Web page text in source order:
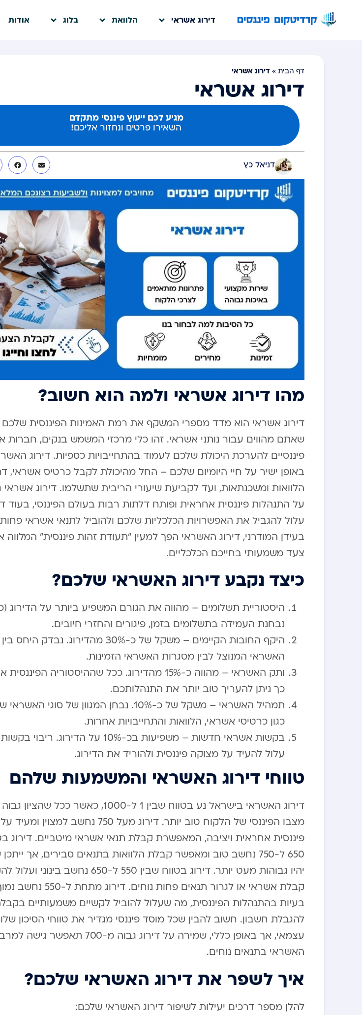
דירוג אשראי הלוואת בלוג אודות
דף הבית » דירוג אשראי
דירוג אשראי
מגיע לכם ייעוץ פיננסי מתקדם
השאירו פרטים ונחזור אליכם!
דניאל כץ
מהו דירוג אשראי ולמה הוא חשוב?
דירוג אשראי הוא מדד מספרי המשקף את רמת האמינות הפיננסית שלכם
שאתם מהווים עבור נותני אשראי. זהו כלי מרכזי המשמש בנקים, חברות
פיננסיים להערכת היכולת שלכם לעמוד בהתחייבויות כספיות. דירוג
באופן ישיר על חיי היומיום שלכם – החל מהיכולת לקבל כרטיס אשראי,
הלוואות ומשכנתאות, ועד לקביעת שיעורי הריבית שתשלמו. דירוג אשראי
על התנהלות פיננסית אחראית ופותח דלתות רבות בעולם הפיננסי, בעוד
עלול להגביל את האפשרויות הכלכליות שלכם ולהוביל לתנאי אשראי פחות
בעידן המודרני, דירוג האשראי הפך למעין “תעודת זהות פיננסית”
צעד משמעותי בחייכם הכלכליים.
כיצד נקבע דירוג האשראי שלכם?
נבחנת העמידה בתשלומים בזמן, פיגורים והחזרי חיובים.
היקף החובות הקיימים – משקל של כ-30% מהדירוג. נבדק
האשראי המנוצל לבין מסגרות האשראי הזמינות.
ותק האשראי – מהווה כ-15% מהדירוג. ככל שההיסטוריה
כך ניתן להעריך טוב יותר את התנהלותכם.
תמהיל האשראי – משקל של כ-10%. נבחן המגוון של
כגון כרטיסי אשראי, הלוואות והתחייבויות אחרות.
בקשות אשראי חדשות – משפיעות בכ-10% על
עלול להעיד על מצוקה פיננסית ולהוריד את הדירוג.
טווחי דירוג האשראי והמשמעות שלהם
דירוג האשראי בישראל נע בטווח שבין 1 ל-1000, כאשר ככל
מצבו הפיננסי של הלקוח טוב יותר. דירוג מעל 750 נחשב
פיננסית אחראית ויציבה, המאפשרת קבלת תנאי אשראי מיטביים. דירוג
650 ל-750 נחשב טוב ומאפשר קבלת הלוואות בתנאים סבירים, אך
יהיו גבוהות מעט יותר. דירוג בטווח שבין 550 ל-650
קבלת אשראי או לגרור תנאים פחות
בעיות בהתנהלות הפיננסית, מה שעלול להוביל לקשיים משמעותיים
להגבלת חשבון. חשוב להבין שכל מוסד פיננסי מגדיר את טווחי הסיכון
עצמאי, אך באופן כללי, שמירה על דירוג גבוה מ-700
האשראי בתנאים נוחים.
איך לשפר את דירוג האשראי שלכם?
להלן מספר דרכים יעילות לשיפור דירוג האשראי שלכם: